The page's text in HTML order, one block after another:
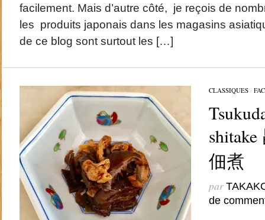
facilement. Mais d’autre côté, je reçois de
les produits japonais dans les magasins
de ce blog sont surtout les […]
CLASSIQUES/
佃煮
par
de